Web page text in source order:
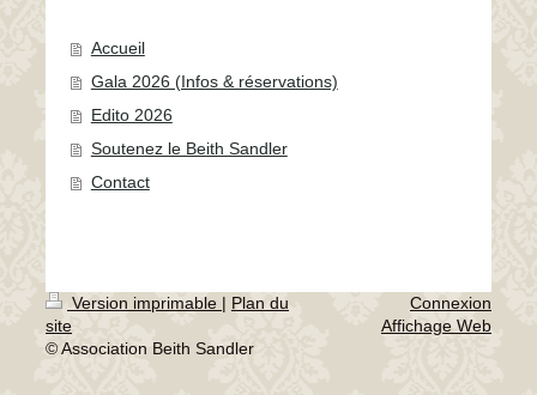
Accueil
Gala 2026 (Infos & réservations)
Edito 2026
Soutenez le Beith Sandler
Contact
Version imprimable | Plan du
site
© Association Beith Sandler
Connexion
Affichage Web